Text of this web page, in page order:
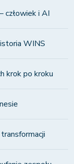
człowiek i AI
WINS
krok po kroku